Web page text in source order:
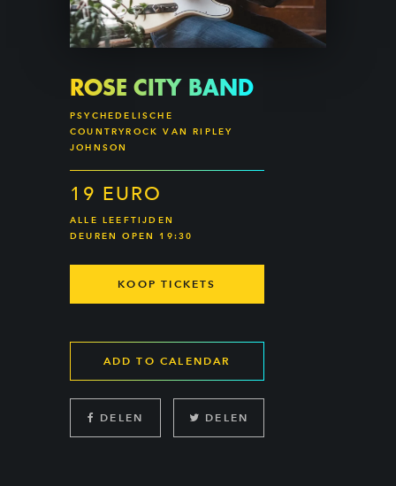
ROSE CITY BAND
PSYCHEDELISCHE
COUNTRYROCK VAN RIPLEY
JOHNSON
19 EURO
ALLE LEEFTIJDEN
DEUREN OPEN 19:30
KOOP TICKETS
ADD TO CALENDAR
DELEN DELEN